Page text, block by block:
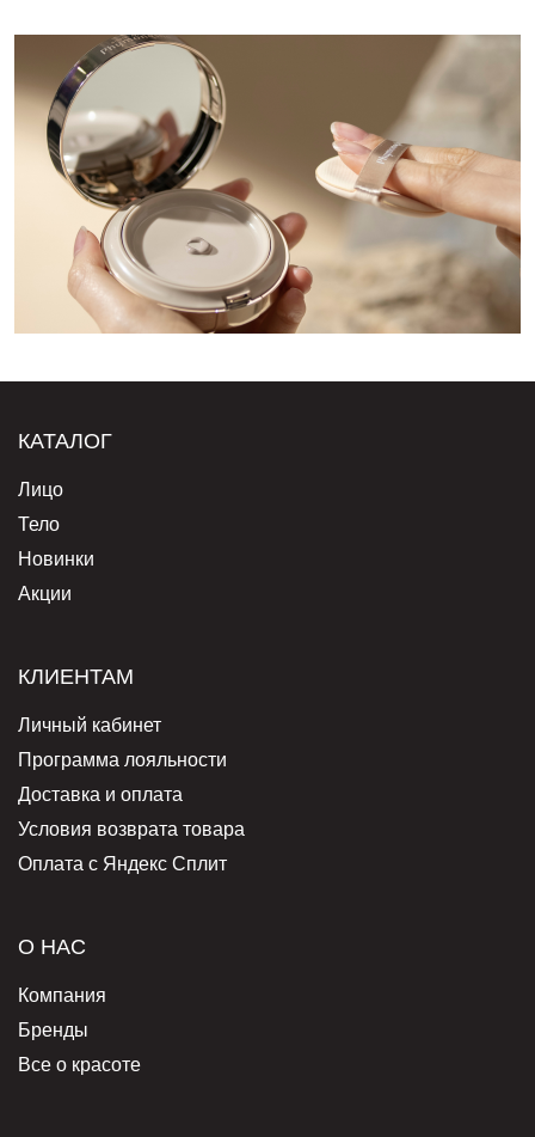
КАТАЛОГ
Лицо
Тело
Новинки
Акции
КЛИЕНТАМ
Личный кабинет
Программа лояльности
Доставка и оплата
Условия возврата товара
Оплата с Яндекс Сплит
О НАС
Компания
Бренды
Все о красоте